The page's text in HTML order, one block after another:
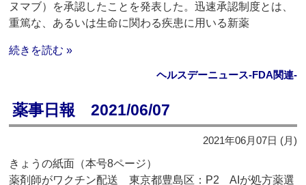
ヌマブ）を承認したことを発表した。迅速承認制度とは、
重篤な、あるいは生命に関わる疾患に用いる新薬
続きを読む »
ヘルスデーニュース‐FDA関連‐
薬事日報 2021/06/07
2021年06月07日 (月)
きょうの紙面（本号8ページ）
薬剤師がワクチン配送 東京都豊島区：P2 AIが処方薬選